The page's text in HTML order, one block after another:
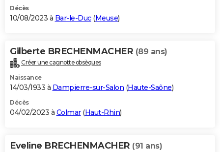
Décès
10/08/2023 à Bar-le-Duc(Meuse)
Gilberte BRECHENMACHER (89 ans)
Créer une cagnotte obsèques
Naissance
14/03/1933 à Dampierre-sur-Salon (Haute-Saône)
Décès
04/02/2023 à Colmar(Haut-Rhin)
Eveline BRECHENMACHER (91 ans)